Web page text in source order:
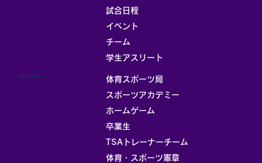
試合日程
イベント
チーム
学生アスリート
体育スポーツ局
スポーツアカデミー
ホームゲーム
卒業生
TSAトレーナーチーム
体育・スポーツ憲章
CONTENTS